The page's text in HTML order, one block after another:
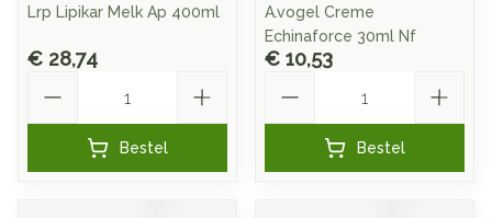
Lrp Lipikar Melk Ap 400ml
€ 28,74
Bestel
A.vogel Creme
Echinaforce 30ml Nf
€ 10,53
Bestel